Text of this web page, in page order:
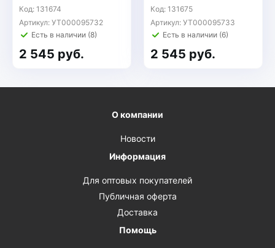
Код: 131674
Артикул: УТ000095732
Есть в наличии (8)
2 545 руб.
Код: 131675
Артикул: УТ000095733
Есть в наличии (6)
2 545 руб.
О компании
Новости
Информация
Для оптовых покупателей
Публичная оферта
Доставка
Помощь